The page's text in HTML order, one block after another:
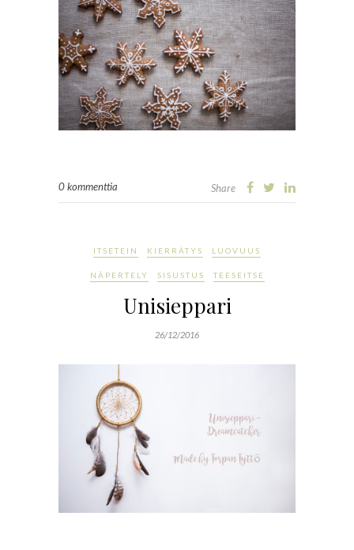
0 kommenttia Share
ITSETEIN KIERRÄTYS LUOVUUS
NÄPERTELY SISUSTUS TEESEITSE
Unisieppari
26/12/2016